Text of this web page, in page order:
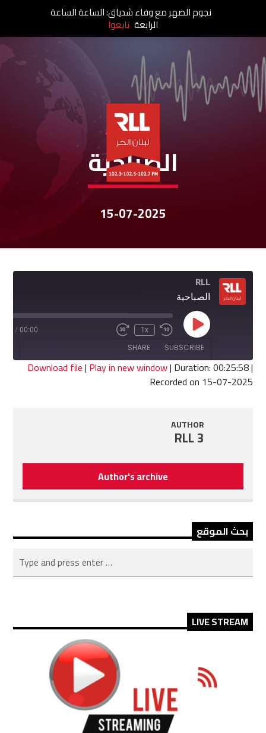
نشرات الأخبار
الصباحية
15-07-2025
RLL
الصباحية
Play
Episode
Rewind
10
Seconds
1x
Fast
seconds
00:00
/
SUBSCRIBE
SHARE
SHARE
Download file| Play in new window| Duration: 00:25:58|
Recorded on 15-07-2025
AUTHOR
RLL 3
Author's archive
بحث الموقع
LIVE STREAM
نجوم الضهر مع وفاء شدياق: الساعة الساعة
الرابعة تابعوا